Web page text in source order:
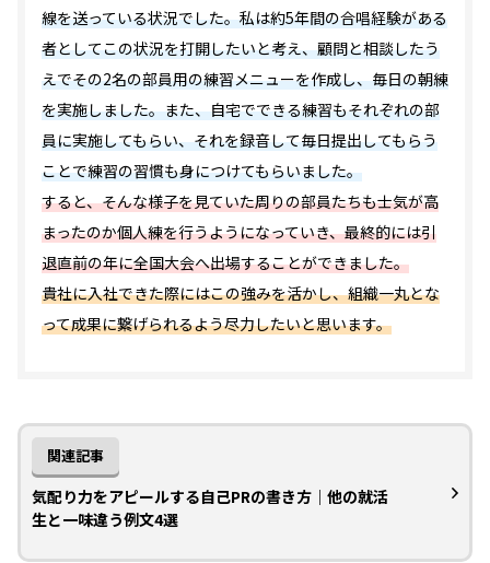
線を送っている状況でした。私は約5年間の合唱経験がある
者としてこの状況を打開したいと考え、顧問と相談したう
えでその2名の部員用の練習メニューを作成し、毎日の朝練
を実施しました。また、自宅でできる練習もそれぞれの部
員に実施してもらい、それを録音して毎日提出してもらう
ことで練習の習慣も身につけてもらいました。
すると、そんな様子を見ていた周りの部員たちも士気が高
まったのか個人練を行うようになっていき、最終的には引
退直前の年に全国大会へ出場することができました。
貴社に入社できた際にはこの強みを活かし、組織一丸とな
って成果に繋げられるよう尽力したいと思います。
関連記事
気配り力をアピールする自己PRの書き方｜他の就活
生と一味違う例文4選